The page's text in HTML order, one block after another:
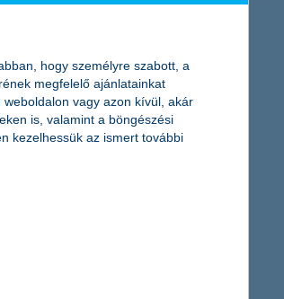
immár az érmekre koncentrálunk.
hogy személyre szabott, a
megfelelő ajánlatainkat
vagy azon kívül, akár
is, valamint a böngészési
kezelhessük az ismert további